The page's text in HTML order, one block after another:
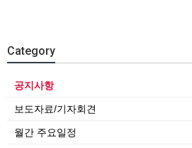
Category
공지사항
보도자료/기자회견
월간 주요일정